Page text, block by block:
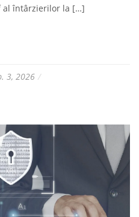
al întârzierilor la […]
3, 2026